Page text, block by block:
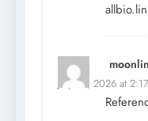
July 10, 2026 at